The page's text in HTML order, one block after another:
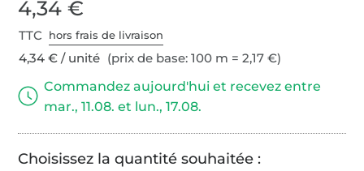
4,34 €
TTC hors frais de livraison
4,34 € / unité (prix de base: 100 m = 2,17 €)
Commandez aujourd'hui et recevez entre
mar., 11.08. et lun., 17.08.
Choisissez la quantité souhaitée :